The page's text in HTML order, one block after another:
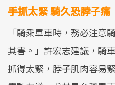
手抓太緊 騎久恐脖子痛
「騎乘單車時，務必注意
其害。」許宏志建議，騎
抓得太緊，脖子肌肉容易